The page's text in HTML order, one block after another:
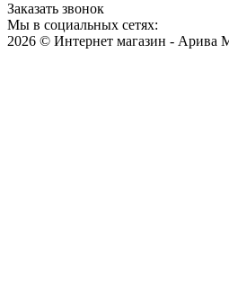
Заказать звонок
Мы в социальных сетях:
2026 © Интернет магазин - Арива